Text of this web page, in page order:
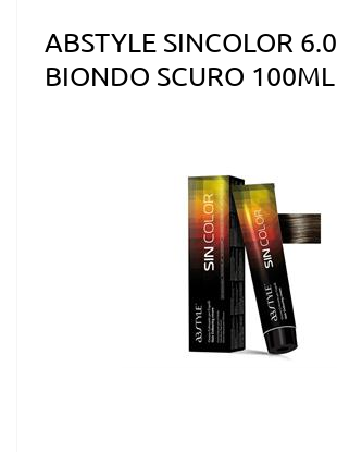
ABSTYLE SINCOLOR 6.0
BIONDO SCURO 100ML